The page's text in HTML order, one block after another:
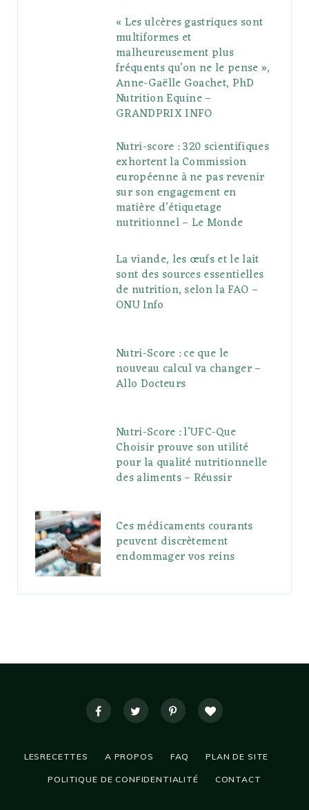
« Les ulcères gastriques sont
multiformes et
malheureusement plus
fréquents qu’on ne le pense »,
Anne-Gaëlle Goachet, PhD
Nutrition Equine –
GRANDPRIX INFO
Nutri-score : 320 scientifiques
exhortent la Commission
européenne à ne pas revenir
sur son engagement en
matière d’étiquetage
nutritionnel – Le Monde
La viande, les œufs et le lait
sont des sources essentielles
de nutrition, selon la FAO –
ONU Info
Nutri-Score : ce que le
nouveau calcul va changer –
Allo Docteurs
Nutri-Score : l’UFC-Que
Choisir prouve son utilité
pour la qualité nutritionnelle
des aliments – Réussir
Ces médicaments courants
peuvent discrètement
endommager vos reins
LESRECETTES A PROPOS FAQ PLAN DE SITE
POLITIQUE DE CONFIDENTIALITÉ CONTACT